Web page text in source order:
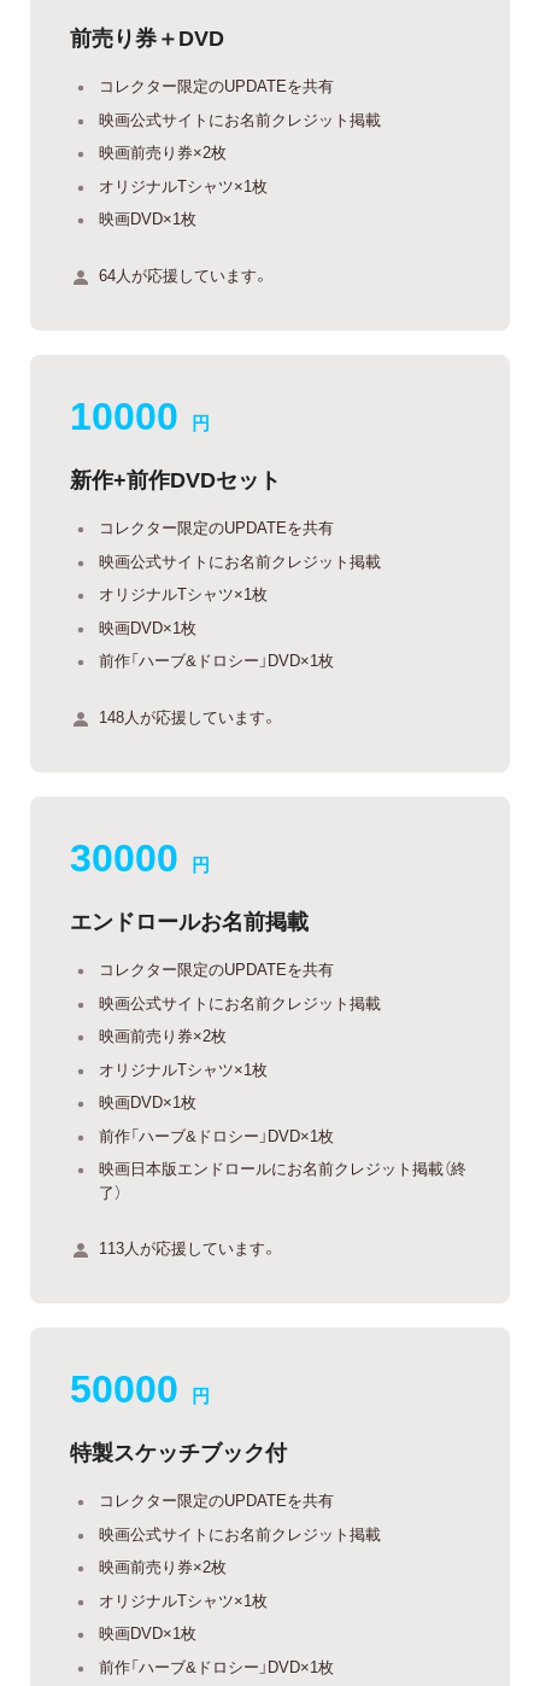
前売り券＋DVD
コレクター限定のUPDATEを共有
映画公式サイトにお名前クレジット掲載
映画前売り券×2枚
オリジナルTシャツ×1枚
映画DVD×1枚
64人が応援しています。
10000 円
新作+前作DVDセット
コレクター限定のUPDATEを共有
映画公式サイトにお名前クレジット掲載
オリジナルTシャツ×1枚
映画DVD×1枚
前作「ハーブ&ドロシー」DVD×1枚
148人が応援しています。
30000 円
エンドロールお名前掲載
コレクター限定のUPDATEを共有
映画公式サイトにお名前クレジット掲載
映画前売り券×2枚
オリジナルTシャツ×1枚
映画DVD×1枚
前作「ハーブ&ドロシー」DVD×1枚
映画日本版エンドロールにお名前クレジット掲載（終
了）
113人が応援しています。
50000 円
特製スケッチブック付
コレクター限定のUPDATEを共有
映画公式サイトにお名前クレジット掲載
映画前売り券×2枚
オリジナルTシャツ×1枚
映画DVD×1枚
前作「ハーブ&ドロシー」DVD×1枚